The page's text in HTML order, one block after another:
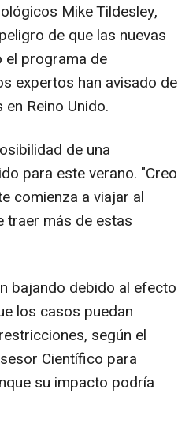
Mike Tildesley,
de que las nuevas
el programa de
expertos han avisado de
Reino Unido.
de una
para este verano. "Creo
comienza a viajar al
traer más de estas
bajando debido al efecto
los casos puedan
según el
Científico para
su impacto podría